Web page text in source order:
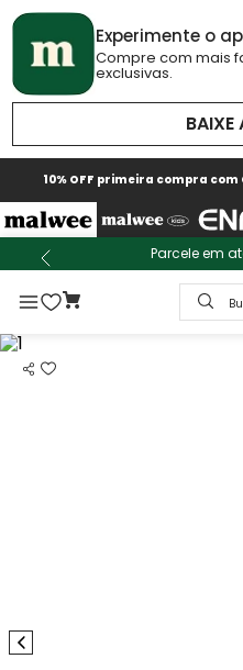
Experimente o
Compre com mais
exclusivas.
BAIXE
10% OFF primeira compra com
Parcele em